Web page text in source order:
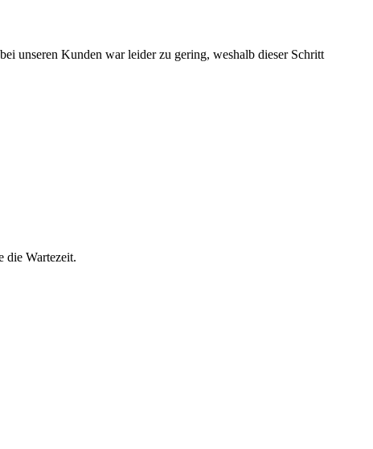
unseren Kunden war leider zu gering, weshalb dieser Schritt
die Wartezeit.